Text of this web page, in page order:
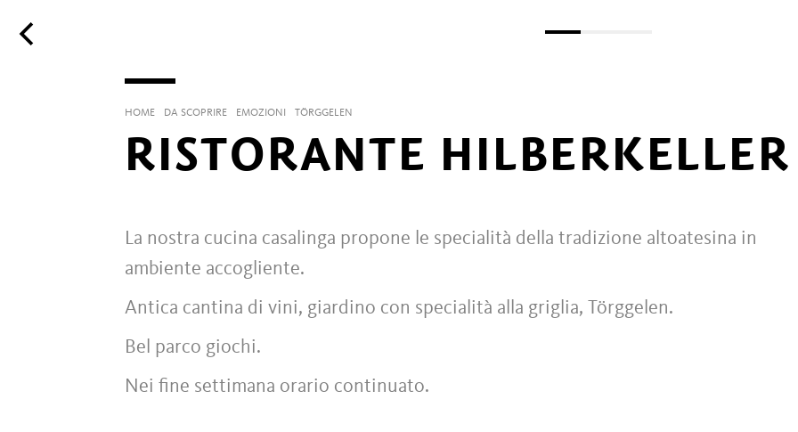
HOME DA SCOPRIRE EMOZIONI TÖRGGELEN
RISTORANTE HILBERKELLER
La nostra cucina casalinga propone le specialità della tradizione altoatesina in
ambiente accogliente.
Antica cantina di vini, giardino con specialità alla griglia, Törggelen.
Bel parco giochi.
Nei fine settimana orario continuato.